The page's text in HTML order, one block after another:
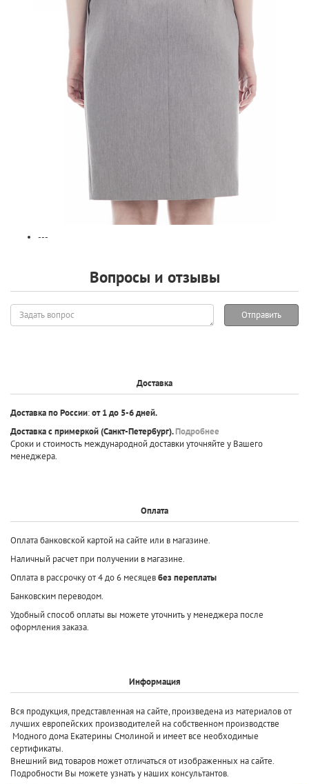
---
Вопросы и отзывы
Задать
вопрос
Отправить
Доставка
Доставка по России:от 1 до 5-6 дней.
Доставка с примеркой(Санкт-Петербург).Подробнее
Сроки и стоимость международной доставки уточняйте у Вашего
менеджера.
Оплата
Оплата банковской картой на сайте или в магазине.
Наличный расчет при получении в магазине.
Оплата в рассрочку от 4 до 6 месяцевбез переплаты
Банковским переводом.
Удобный способ оплаты вы можете уточнить у менеджера после
оформления заказа.
Информация
Вся продукция, представленная на сайте, произведена из материалов от
лучших европейских производителей на собственном производстве
Модного дома Екатерины Смолиной и имеет все необходимые
сертификаты.
Внешний вид товаров может отличаться от изображенных на сайте.
Подробности Вы можете узнать у наших консультантов.